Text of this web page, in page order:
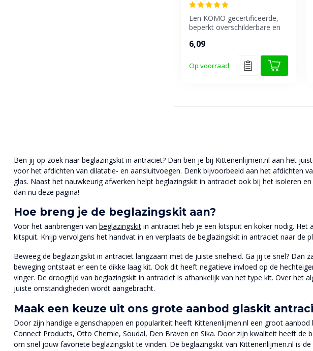
Een KOMO gecertificeerde,
beperkt overschilderbare en
6,09
Op voorraad
Ben jij op zoek naar beglazingskit in antraciet? Dan ben je bij Kittenenlijmen.nl aan het
voor het afdichten van dilatatie- en aansluitvoegen. Denk bijvoorbeeld aan het afdichten
glas. Naast het nauwkeurig afwerken helpt beglazingskit in antraciet ook bij het isoleren
dan nu deze pagina!
Hoe breng je de beglazingskit aan?
Voor het aanbrengen van beglazingskit in antraciet heb je een kitspuit en koker nodig. Het
kitspuit. Knijp vervolgens het handvat in en verplaats de beglazingskit in antraciet naar de
Beweeg de beglazingskit in antraciet langzaam met de juiste snelheid. Ga jij te snel?
beweging ontstaat er een te dikke laag kit. Ook dit heeft negatieve invloed op de
vinger. De droogtijd van beglazingskit in antraciet is afhankelijk van het type kit. Over het
juiste omstandigheden wordt aangebracht.
Maak een keuze uit ons grote aanbod glaskit
Door zijn handige eigenschappen en populariteit heeft Kittenenlijmen.nl een groot
Connect Products, Otto Chemie, Soudal, Den Braven en Sika. Door zijn kwaliteit heeft de
om snel jouw favoriete beglazingskit te vinden. De beglazingskit van Kittenenlijmen.nl is